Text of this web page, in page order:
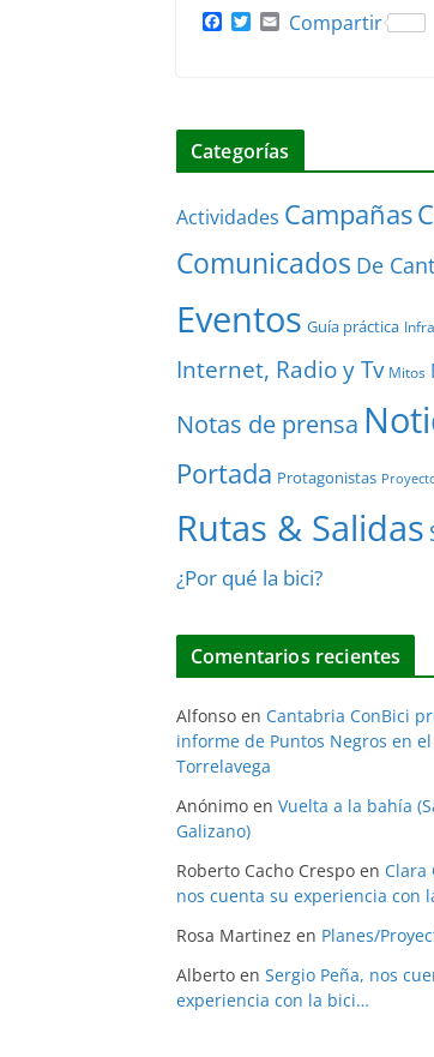
o
k
T
r
Compartir
Categorías
Actividades Campañas
Comunicados De
Eventos Guía práctica
Internet, Radio y Tv Mitos
Notas de prensa
Portada Protagonistas
Rutas & Salidas
¿Por qué la bici?
Comentarios recientes
Alfonso en Cantabria ConBici
informe de Puntos Negros en
Torrelavega
Anónimo en Vuelta a la bahía
Galizano)
Roberto Cacho Crespo en Clara
nos cuenta su experiencia con
Rosa Martinez en Planes/
Alberto en Sergio Peña, nos
experiencia con la bici…